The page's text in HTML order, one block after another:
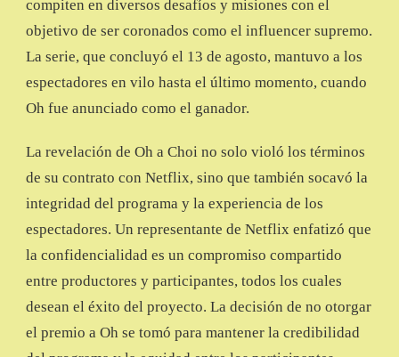
compiten en diversos desafíos y misiones con el
objetivo de ser coronados como el influencer supremo.
La serie, que concluyó el 13 de agosto, mantuvo a los
espectadores en vilo hasta el último momento, cuando
Oh fue anunciado como el ganador.
La revelación de Oh a Choi no solo violó los términos
de su contrato con Netflix, sino que también socavó la
integridad del programa y la experiencia de los
espectadores. Un representante de Netflix enfatizó que
la confidencialidad es un compromiso compartido
entre productores y participantes, todos los cuales
desean el éxito del proyecto. La decisión de no otorgar
el premio a Oh se tomó para mantener la credibilidad